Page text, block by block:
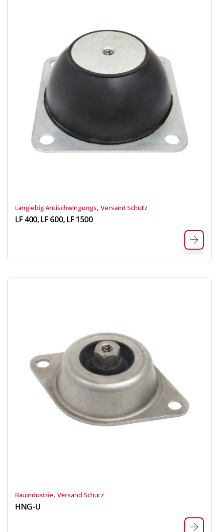
Langlebig Antischwingungs, Versand Schutz
LF 400, LF 600, LF 1500
Bauindustrie, Versand Schutz
HNG-U